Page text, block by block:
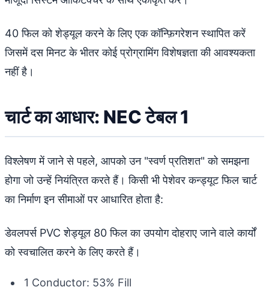
40 फिल को शेड्यूल करने के लिए एक कॉन्फ़िगरेशन स्थापित करें
जिसमें दस मिनट के भीतर कोई प्रोग्रामिंग विशेषज्ञता की आवश्यकता
नहीं है।
चार्ट का आधार: NEC टेबल 1
विश्लेषण में जाने से पहले, आपको उन "स्वर्ण प्रतिशत" को समझना
होगा जो उन्हें नियंत्रित करते हैं। किसी भी पेशेवर कन्ड्यूट फिल चार्ट
का निर्माण इन सीमाओं पर आधारित होता है:
डेवलपर्स PVC शेड्यूल 80 फिल का उपयोग दोहराए जाने वाले कार्यों
को स्वचालित करने के लिए करते हैं।
1 Conductor: 53% Fill